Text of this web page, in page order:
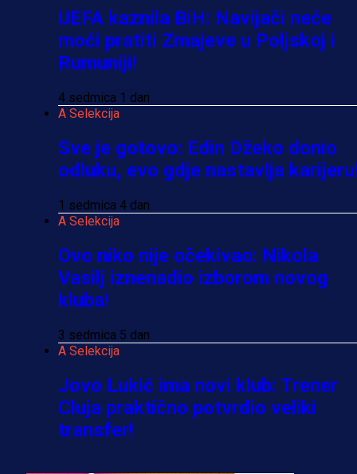
UEFA kaznila BiH: Navijači neće
moći pratiti Zmajeve u Poljskoj i
Rumuniji!
4 sedmica 1 dan
A Selekcija
Sve je gotovo: Edin Džeko donio
odluku, evo gdje nastavlja
1 sedmica 4 dan
A Selekcija
Ovo niko nije očekivao: Nikola
Vasilj iznenadio izborom novog
kluba!
3 sedmica 5 dan
A Selekcija
Jovo Lukić ima novi klub: Trener
Cluja praktično potvrdio veliki
transfer!